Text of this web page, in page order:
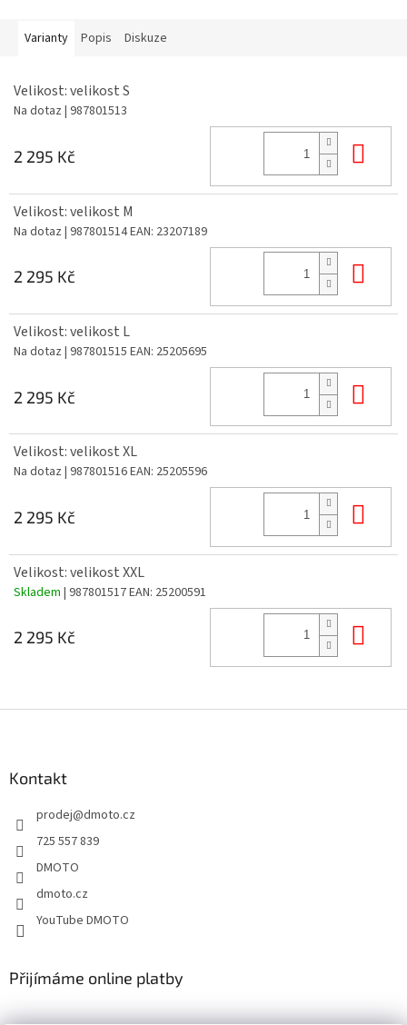
Varianty Popis Diskuze
Velikost: velikost S
Na dotaz | 987801513
2 295 Kč
Velikost: velikost M
Na dotaz | 987801514EAN: 23207189
2 295 Kč
Velikost: velikost L
Na dotaz | 987801515 EAN: 25205695
2 295 Kč
Velikost: velikost XL
Na dotaz | 987801516EAN: 25205596
2 295 Kč
Velikost: velikost XXL
Skladem | 987801517EAN: 25200591
2 295 Kč
Kontakt
prodej@dmoto.cz
725 557 839
DMOTO
dmoto.cz
YouTube DMOTO
Přijímáme online platby